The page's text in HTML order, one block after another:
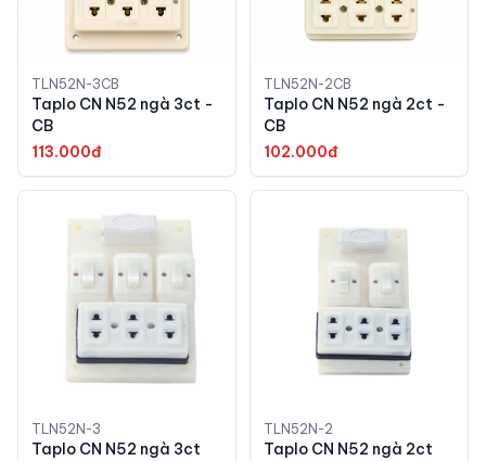
TLN52N-3CB
Taplo CN N52 ngà 3ct -
CB
113.000đ
TLN52N-2CB
Taplo CN N52 ngà 2ct -
CB
102.000đ
TLN52N-3
Taplo CN N52 ngà 3ct
TLN52N-2
Taplo CN N52 ngà 2ct